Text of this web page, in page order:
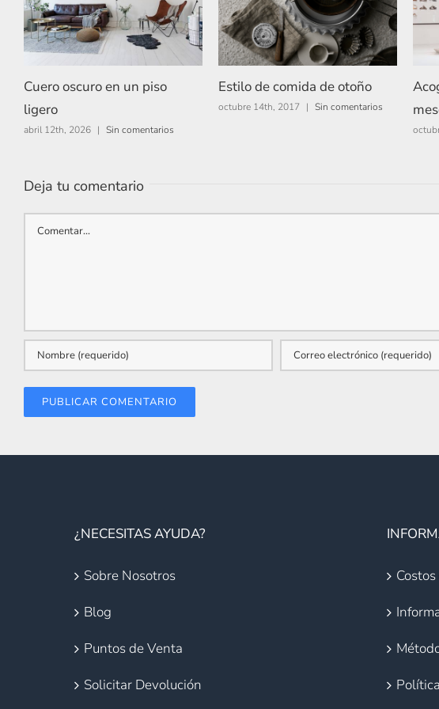
Cuero oscuro en un piso
ligero
abril 12th, 2026 | Sin comentarios
Estilo de comida de otoño
octubre 14th, 2017 | Sin comentarios
Deja tu comentario
Comentar
¿NECESITAS AYUDA?
Sobre Nosotros
Blog
Puntos de Venta
Solicitar Devolución